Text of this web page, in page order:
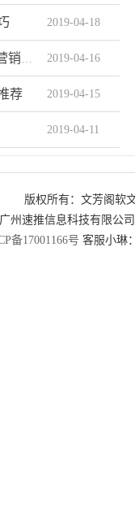
2019-04-18
微博和小红书的“含烟量”非常高，其营销目标是针对女性和青年。 2019-04-16
荐 2019-04-15
2019-04-11
2019-04-08
为什么拥有QQ资源的腾讯微博输给了新浪微博 2019-04-07
版权所有：文芳阁软
州速推信息科技有限公
备17001166号 客服小琳